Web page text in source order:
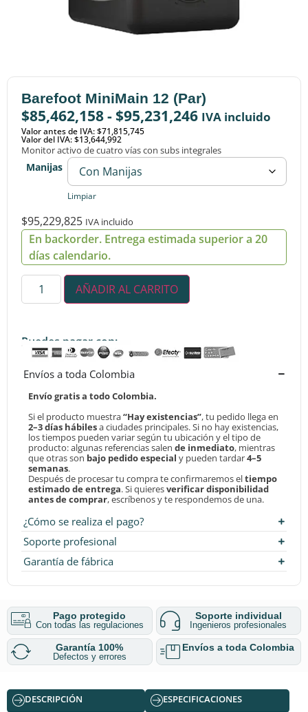
Barefoot MiniMain 12 (Par)
$85,462,158- $95,231,246 IVA incluido
Valor antes de IVA: $71,815,745
Valor del IVA: $13,644,992
Monitor activo de cuatro vías con subs integrales
Manijas
Limpiar
$95,229,825 IVA incluido
En backorder. Entrega estimada superior a 20
días calendario.
AÑADIR AL CARRITO
Puedes pagar con:
Envíos a toda Colombia
Envío gratis a todo Colombia.
Si el producto muestra“Hay existencias”, tu pedido llega en
2–3 días hábilesa ciudades principales. Si no hay existencias,
los tiempos pueden variar según tu ubicación y el tipo de
producto: algunas referencias salen de inmediato, mientras
que otras son bajo pedido especial y pueden tardar4–5
semanas.
Después de procesar tu compra te confirmaremos eltiempo
estimado de entrega. Si quieresverificar disponibilidad
antes de comprar, escríbenos y te respondemos de una.
¿Cómo se realiza el pago?
Soporte profesional
Garantía de fábrica
Pago protegido
Con todas las regulaciones
Soporte individual
Ingenieros profesionales
Garantía 100%
Defectos y errores
Envíos a toda Colombia
DESCRIPCIÓN ESPECIFICACIONES